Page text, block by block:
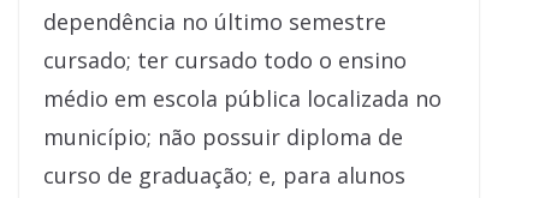
dependência no último semestre
cursado; ter cursado todo o ensino
médio em escola pública localizada no
município; não possuir diploma de
curso de graduação; e, para alunos